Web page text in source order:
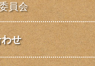
員会
せ